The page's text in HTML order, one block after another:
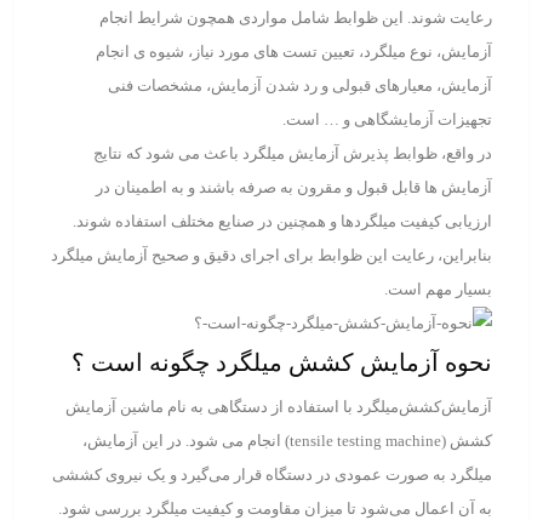
رعایت شوند. این ظوابط شامل مواردی همچون شرایط انجام
آزمایش، نوع میلگرد، تعیین تست ‌های مورد نیاز، شیوه‌ ی انجام
آزمایش، معیارهای قبولی و رد شدن آزمایش، مشخصات فنی
تجهیزات آزمایشگاهی و … است.
در واقع، ظوابط پذیرش آزمایش میلگرد باعث می ‌شود که نتایج
آزمایش ها قابل قبول و مقرون به صرفه باشند و به اطمینان در
ارزیابی کیفیت میلگردها و همچنین در صنایع مختلف استفاده شوند.
بنابراین، رعایت این ظوابط برای اجرای دقیق و صحیح آزمایش میلگرد
بسیار مهم است.
نحوه آزمایش کشش میلگرد چگونه است ؟
آزمایش‌کشش‌میلگرد با استفاده از دستگاهی به نام ماشین آزمایش
کشش (tensile testing machine) انجام می ‌شود. در این آزمایش،
میلگرد به صورت عمودی در دستگاه قرار می‌گیرد و یک نیروی کششی
به آن اعمال می‌شود تا میزان مقاومت و کیفیت میلگرد بررسی شود.